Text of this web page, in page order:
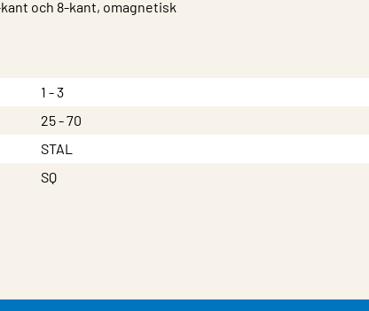
och 8-kant, omagnetisk
1 - 3
25 - 70
STAL
SQ